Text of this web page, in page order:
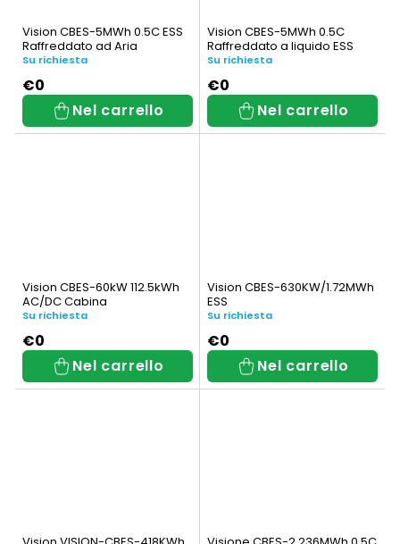
Vision CBES-5MWh 0.5C ESS
Raffreddato ad Aria
Su richiesta
€0
Nel carrello
Vision CBES-5MWh 0.5C
Raffreddato a liquido ESS
Su richiesta
€0
Nel carrello
Vision CBES-60kW 112.5kWh
AC/DC Cabina
Su richiesta
€0
Nel carrello
Vision CBES-630KW/1.72MWh
ESS
Su richiesta
€0
Nel carrello